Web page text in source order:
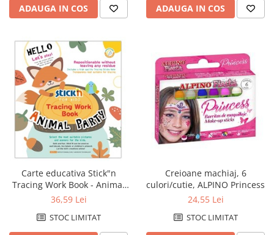
ADAUGA IN COS ADAUGA IN COS
Carte educativa Stick"n
Tracing Work Book - Animal
Party
36,59 Lei
STOC LIMITAT
Creioane machiaj, 6
culori/cutie, ALPINO Princess
24,55 Lei
STOC LIMITAT